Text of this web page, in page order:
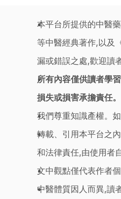
本平台所提供的中醫
等中醫經典著作,以及
漏或錯誤之處,歡迎讀
所有內容僅供讀者學
損失或損害承擔責任。
我們尊重知識產權。
轉載、引用本平台之
和法律責任,由使用者
文中觀點僅代表作者
中醫體質因人而異,讀